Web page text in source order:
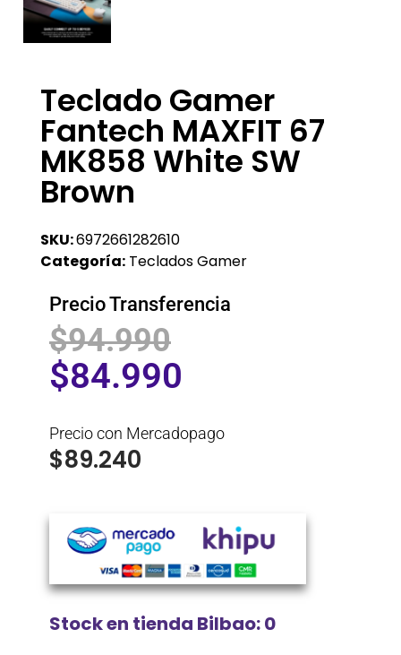
Teclado Gamer
Fantech MAXFIT 67
MK858 White SW
Brown
SKU:6972661282610
Categoría: Teclados Gamer
Precio Transferencia
$94.990
$84.990
Precio con Mercadopago
$89.240
Stock en tienda Bilbao: 0